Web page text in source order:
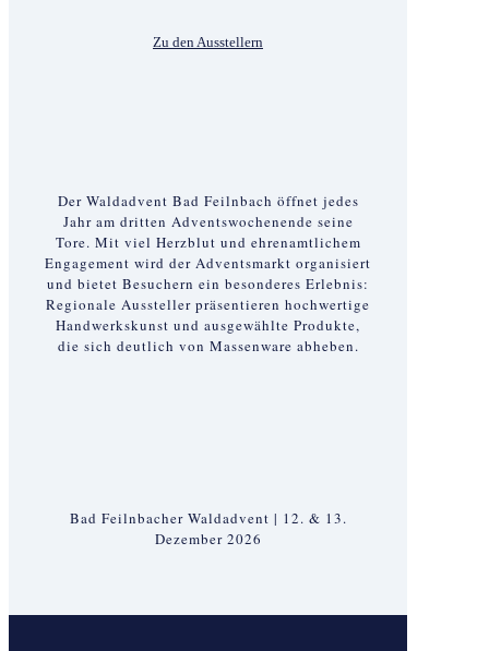
Zu den Ausstellern
Der Waldadvent Bad Feilnbach öffnet jedes
Jahr am dritten Adventswochenende seine
Tore. Mit viel Herzblut und ehrenamtlichem
Engagement wird der Adventsmarkt organisiert
und bietet Besuchern ein besonderes Erlebnis:
Regionale Aussteller präsentieren hochwertige
Handwerkskunst und ausgewählte Produkte,
die sich deutlich von Massenware abheben.
Bad Feilnbacher Waldadvent | 12. & 13.
Dezember 2026